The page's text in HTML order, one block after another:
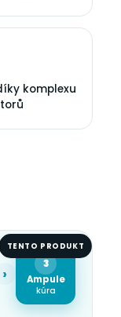
komplexu
›
3
Ampule
kúra
TENTO PRODUKT